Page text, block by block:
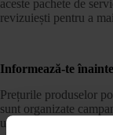
aceste pachete de
revizuiești pentru a
Informează-te
Prețurile produselor
sunt organizate
un aliment de bază, ci